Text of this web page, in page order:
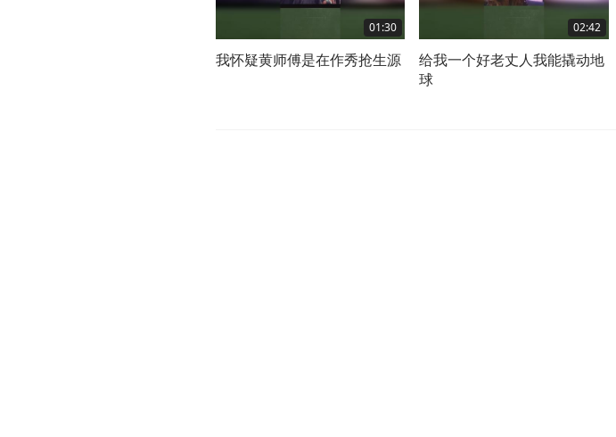
01:30
我怀疑黄师傅是在作秀抢生源
02:42
给我一个好老丈人我能撬动地
球